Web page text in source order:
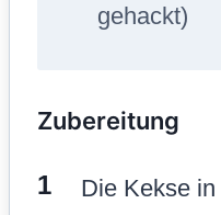
gehackt)
Zubereitung
Die Kekse